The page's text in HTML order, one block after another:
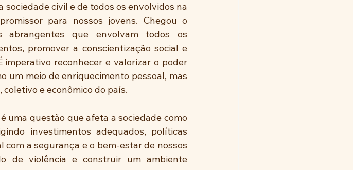
civil e de todos os envolvidos na
para nossos jovens. Chegou o
abrangentes que envolvam todos os
promover a conscientização social e
reconhecer e valorizar o poder
um meio de enriquecimento pessoal, mas
e econômico do país.
uma questão que afeta a sociedade como
investimentos adequados, políticas
a segurança e o bem-estar de nossos
de violência e construir um ambiente